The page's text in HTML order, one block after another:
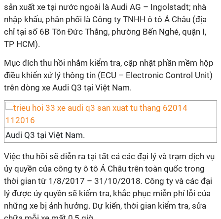
sản xuất xe tại nước ngoài là Audi AG – Ingolstadt; nhà
nhập khẩu, phân phối là Công ty TNHH ô tô Á Châu (địa
chỉ tại số 6B Tôn Đức Thắng, phường Bến Nghé, quận I,
TP HCM).
Mục đích thu hồi nhằm kiểm tra, cập nhật phần mềm hộp
điều khiển xử lý thông tin (ECU – Electronic Control Unit)
trên dòng xe Audi Q3 tại Việt Nam.
Audi Q3 tại Việt Nam.
Việc thu hồi sẽ diễn ra tại tất cả các đại lý và trạm dịch vụ
ủy quyền của công ty ô tô Á Châu trên toàn quốc trong
thời gian từ 1/8/2017 – 31/10/2018. Công ty và các đại
lý được ủy quyền sẽ kiểm tra, khắc phục miễn phí lỗi của
những xe bị ảnh hưởng. Dự kiến, thời gian kiểm tra, sửa